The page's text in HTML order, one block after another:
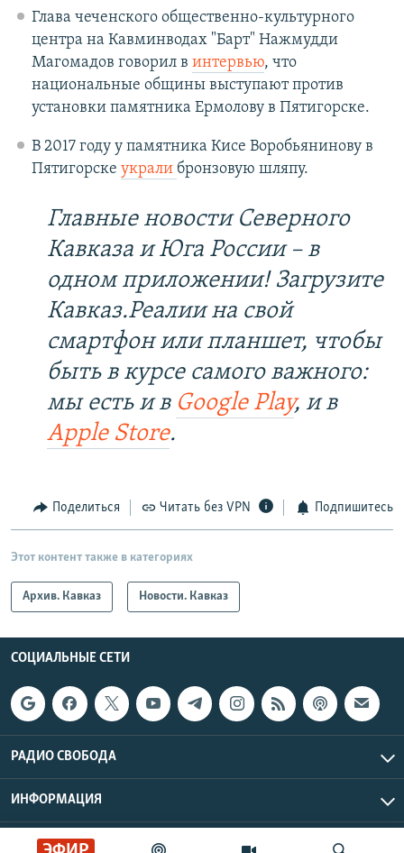
Глава чеченского общественно-культурного
центра на Кавминводах "Барт" Нажмудди
Магомадов говорил в интервью, что
национальные общины выступают против
установки памятника Ермолову в Пятигорске.
В 2017 году у памятника Кисе Воробьянинову в
Пятигорске украли бронзовую шляпу.
Главные новости Северного
Кавказа и Юга России – в
одном приложении! Загрузите
Кавказ.Реалии на свой
смартфон или планшет, чтобы
быть в курсе самого важного:
мы есть и в Google Play, и в
Apple Store.
Поделиться Читать без VPN Подпишитесь
Этот контент также в категориях
Архив. Кавказ Новости. Кавказ
СОЦИАЛЬНЫЕ СЕТИ
РАДИО СВОБОДА
ИНФОРМАЦИЯ
Радио Свобода © 2026 RFE/RL, Inc. | Все права защищены.